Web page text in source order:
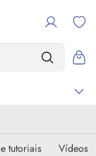
tutoriais Vídeos